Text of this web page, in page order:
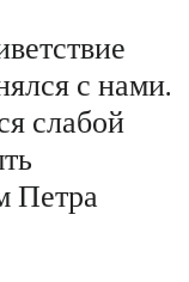
с нами.
слабой
Петра